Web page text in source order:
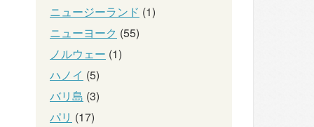
ニュージーランド (1)
ニューヨーク (55)
ノルウェー (1)
ハノイ (5)
バリ島 (3)
パリ (17)